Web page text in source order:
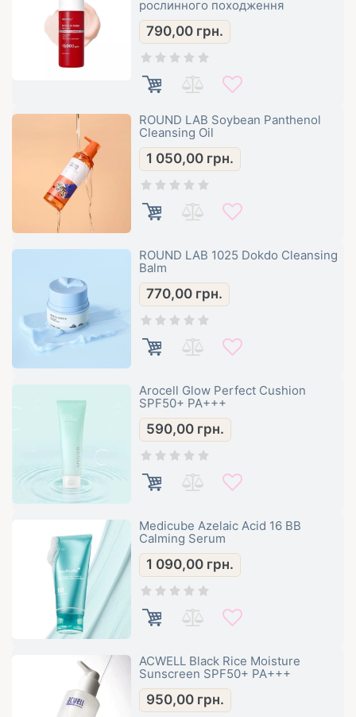
рослинного походження
790,00 грн.
ROUND LAB Soybean Panthenol
Cleansing Oil
1 050,00 грн.
ROUND LAB 1025 Dokdo Cleansing
Balm
770,00 грн.
Arocell Glow Perfect Cushion
SPF50+ PA+++
590,00 грн.
Medicube Azelaic Acid 16 BB
Calming Serum
1 090,00 грн.
ACWELL Black Rice Moisture
Sunscreen SPF50+ PA+++
950,00 грн.